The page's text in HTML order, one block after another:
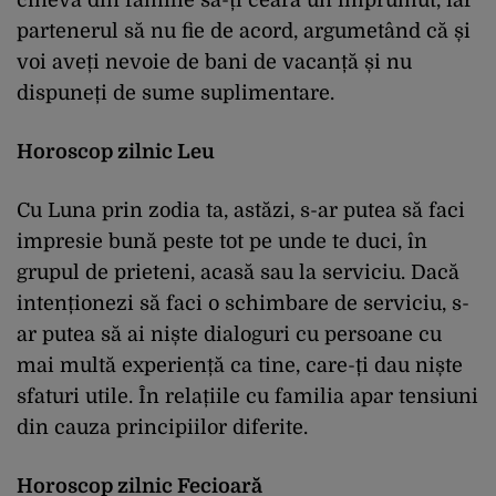
partenerul să nu fie de acord, argumetând că și
voi aveți nevoie de bani de vacanță și nu
dispuneți de sume suplimentare.
Horoscop zilnic Leu
Cu Luna prin zodia ta, astăzi, s-ar putea să faci
impresie bună peste tot pe unde te duci, în
grupul de prieteni, acasă sau la serviciu. Dacă
intenționezi să faci o schimbare de serviciu, s-
ar putea să ai niște dialoguri cu persoane cu
mai multă experiență ca tine, care-ți dau niște
sfaturi utile. În relațiile cu familia apar tensiuni
din cauza principiilor diferite.
Horoscop zilnic Fecioară